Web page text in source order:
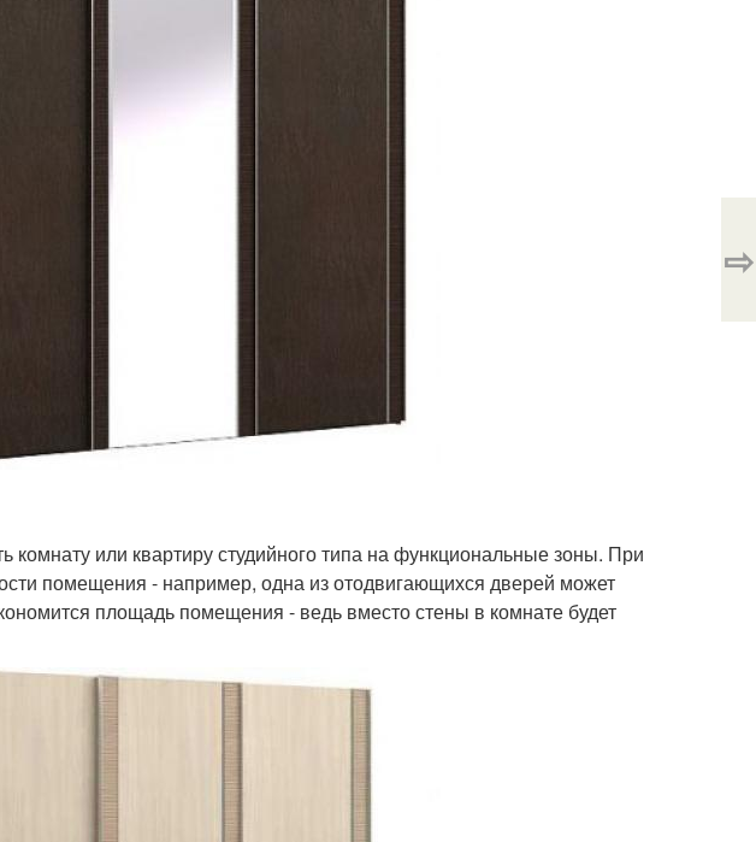
или квартиру студийного типа на функциональные зоны. При
помещения - например, одна из отодвигающихся дверей может
площадь помещения - ведь вместо стены в комнате будет
⇨